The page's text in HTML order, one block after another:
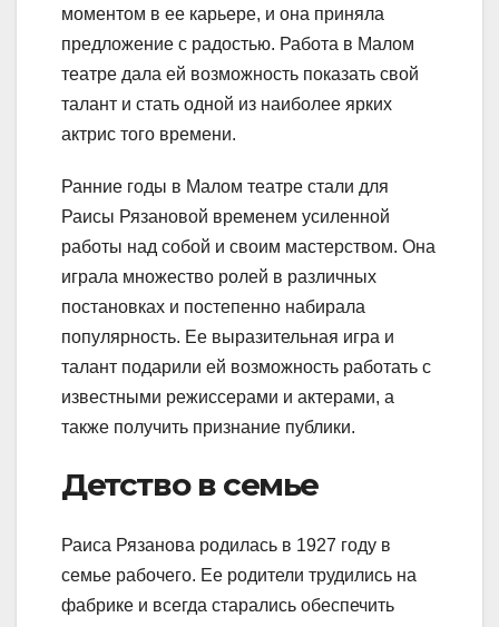
моментом в ее карьере, и она приняла
предложение с радостью. Работа в Малом
театре дала ей возможность показать свой
талант и стать одной из наиболее ярких
актрис того времени.
Ранние годы в Малом театре стали для
Раисы Рязановой временем усиленной
работы над собой и своим мастерством. Она
играла множество ролей в различных
постановках и постепенно набирала
популярность. Ее выразительная игра и
талант подарили ей возможность работать с
известными режиссерами и актерами, а
также получить признание публики.
Детство в семье
Раиса Рязанова родилась в 1927 году в
семье рабочего. Ее родители трудились на
фабрике и всегда старались обеспечить